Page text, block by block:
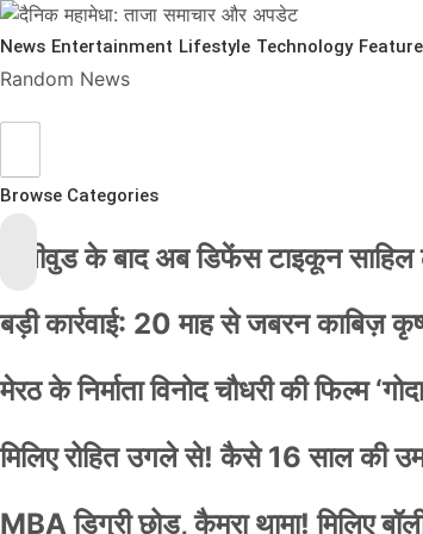
News Entertainment Lifestyle Technology
Random News
Browse Categories
बॉलीवुड के बाद अब डिफेंस टाइकून
बड़ी कार्रवाई: 20 माह से जबरन काबिज़
मेरठ के निर्माता विनोद चौधरी की फिल्म
मिलिए रोहित उगले से! कैसे 16 साल की
MBA डिग्री छोड़, कैमरा थामा! मिलिए